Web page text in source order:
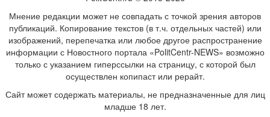
Мнение редакции может не совпадать с точкой зрения авторов
публикаций. Копирование текстов (в т.ч. отдельных частей) или
изображений, перепечатка или любое другое распространение
информации с Новостного портала «PolitCentr-NEWS» возможно
только с указанием гиперссылки на страницу, с которой был
осуществлен копипаст или рерайт.
Сайт может содержать материалы, не предназначенные для лиц
младше 18 лет.